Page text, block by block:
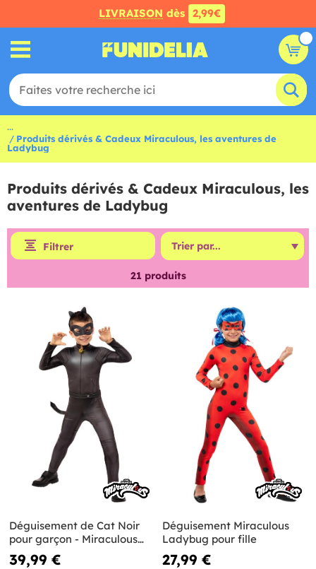
LIVRAISON dès 2,99€
...
Produits dérivés & Cadeux Miraculous, les aventures de
Ladybug
Produits dérivés & Cadeux Miraculous, les
aventures de Ladybug
Filtrer
21 produits
Déguisement de Cat Noir
pour garçon - Miraculous
Ladybug
39,99 €
Déguisement Miraculous
Ladybug pour fille
27,99 €